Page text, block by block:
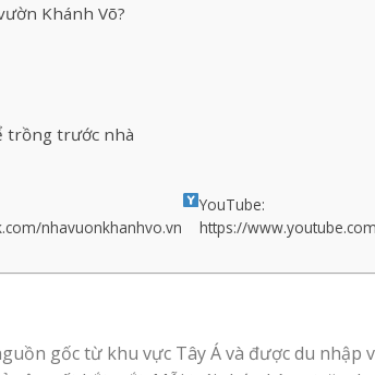
Khánh Võ?
trồng trước nhà
nhavuonkhanhvo.vn
YouTube:
https://
gốc từ khu vực Tây Á và được du